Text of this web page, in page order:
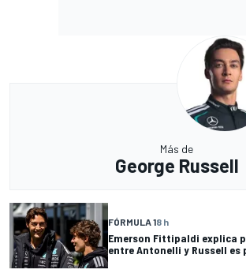
Más de
George Russell
FÓRMULA 18 h
Emerson Fittipaldi explica
entre Antonelli y Russell es